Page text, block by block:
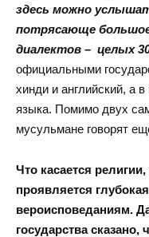
здесь можно
потрясающе
диалектов – целых
официальными
хинди и английский, а
языка. Помимо двух
мусульмане говорят
Что касается
проявляется
вероисповеданиям.
государства сказано,